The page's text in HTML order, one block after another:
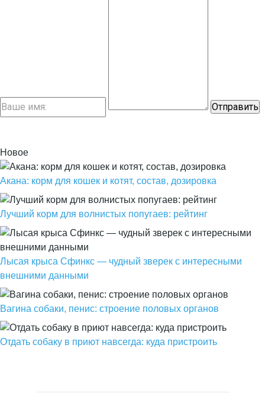
Новое
Акана: корм для кошек и котят, состав, дозировка
Лучший корм для волнистых попугаев: рейтинг
Лысая крыса Сфинкс — чудный зверек с интересными
внешними данными
Вагина собаки, пенис: строение половых органов
Отдать собаку в приют навсегда: куда пристроить